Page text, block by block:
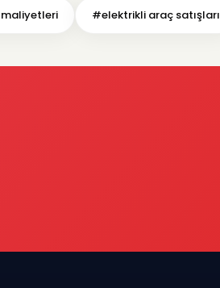
#elektrikli araç satışları